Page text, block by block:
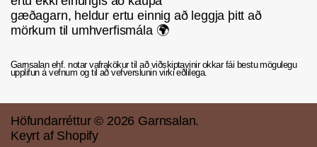
gæðagarn, heldur ertu einnig að leggja þitt að
mörkum til umhverfismála 🌍
Garnsalan ehf. notar vafrakökur til að viðskiptavinir okkar fái bestu mögulegu
upplifun á vefnum og til að vefverslunin virki eðlilega.
Höfundarréttur © 2026 Garnsalan.
Keyrt af Shopify